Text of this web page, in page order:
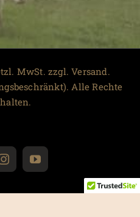
MwSt. zzgl. Versand.
Alle Rechte
InstagramYouTube